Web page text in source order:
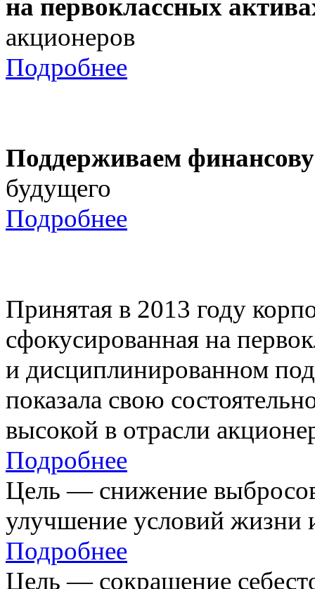
на первоклассных
акционеров
Подробнее
Поддерживаем
будущего
Подробнее
Принятая в 2013 году
сфокусированная на
и дисциплинированном
показала свою
высокой в отрасли
Подробнее
Цель — снижение
улучшение условий жизни
Подробнее
Цель — сокращение